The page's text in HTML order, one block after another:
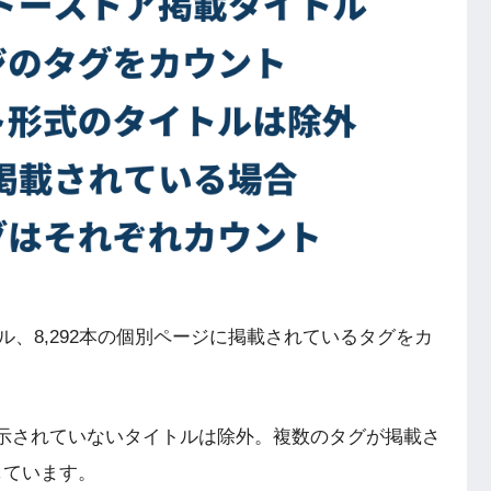
8,292本の個別ページに掲載されているタグをカ
れていないタイトルは除外。複数のタグが掲載さ
います。